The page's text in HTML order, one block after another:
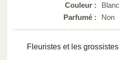
Couleur :
Blanc
Parfumé :
Non
Fleuristes et les grossistes